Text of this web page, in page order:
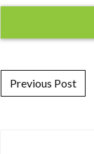
Previous Post